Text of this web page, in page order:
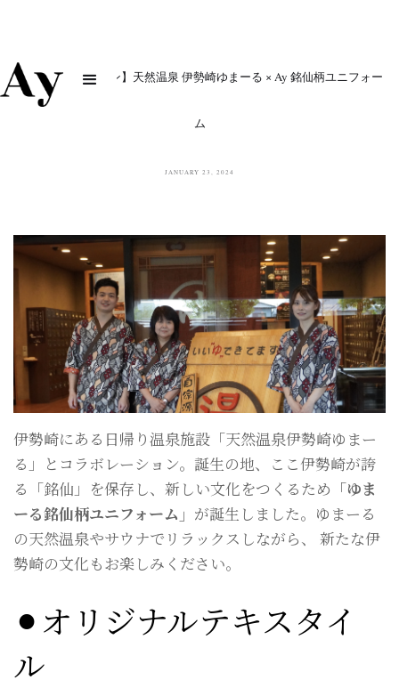
【コラボレーション】天然温泉 伊勢崎ゆまーる × Ay 銘仙柄ユニフォー
ム
JANUARY 23, 2024
伊勢崎にある日帰り温泉施設「天然温泉伊勢崎ゆまー
る」とコラボレーション。誕生の地、ここ伊勢崎が誇
る「銘仙」を保存し、新しい文化をつくるため 「ゆま
ーる銘仙柄ユニフォーム」 が誕生しました。ゆまーる
の天然温泉やサウナでリラックスしながら、 新たな伊
勢崎の文化もお楽しみください。
⚫︎オリジナルテキスタイ
ル